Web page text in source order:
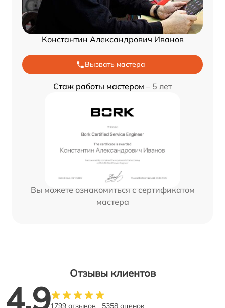
Константин Александрович Иванов
Вызвать мастера
Стаж работы мастером – 5 лет
Вы можете ознакомиться с сертификатом
мастера
Отзывы клиентов
4.91799 отзывов 5358 оценок